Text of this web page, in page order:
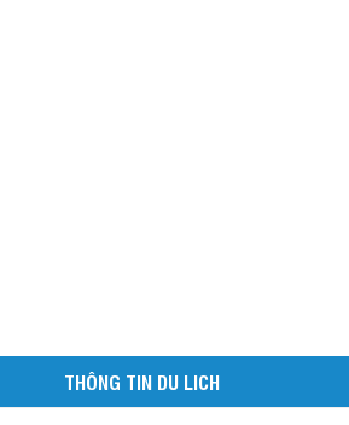
THÔNG TIN DU LICH